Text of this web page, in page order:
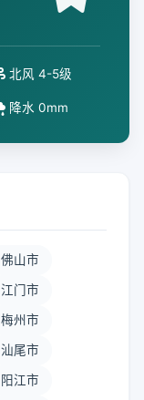
北风 4-5级
降水 0mm
佛山市
江门市
梅州市
汕尾市
阳江市